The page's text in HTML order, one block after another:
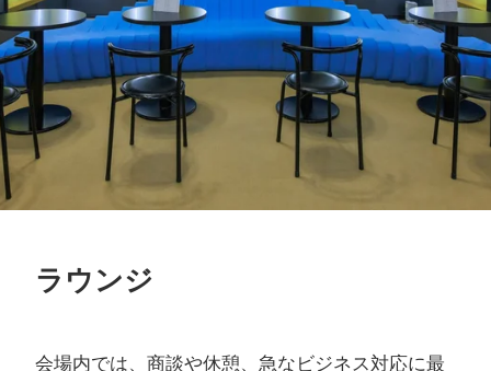
ラウンジ
会場内では、商談や休憩、急なビジネス対応に最